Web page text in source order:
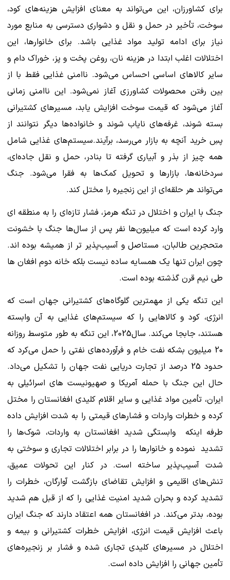
برای کشاورزان، این می‌تواند به معنای افزایش هزینه‌های کود،
سوخت، تأخیر در حمل و نقل و دشواری دسترسی به منابع مورد
نیاز برای ادامه تولید مواد غذایی باشد. برای خانوارها، این
اختلالات اغلب ابتدا در هزینه نان، روغن پخت و پز، خوراک دام و
سایر کالاهای اساسی احساس می‌شود. ناامنی غذایی فقط با از
بین رفتن محصولات کشاورزی آغاز نمی‌شود. این ناامنی زمانی
آغاز می‌شود که قیمت سوخت افزایش یابد، مسیرهای کشتیرانی
بسته شوند، غرفه‌های نایاب شوند و خانواده‌ها دیگر نتوانند از
پسِ خرید آنچه به بازار می‌رسد، برآیند.سیستم‌های غذایی شامل
همه چیز از بذر و آبیاری گرفته تا بنادر، حمل و نقل جاده‌ای،
سردخانه‌ها، بازارها و تحویل کمک‌ها به فقرا می‌شود. جنگ
می‌تواند هر حلقه‌ای از این زنجیره را مختل کند.
جنگ با ایران و اختلال در تنگه هرمز، فشار تازه‌ای را به منطقه ای
وارد کرده است که میلیون‌ها نفر پس از سال‌ها جنگ با خشونت
متحجرین طالبان، مستاصل و آسیب‌پذیر تر از همیشه بوده اند.
چون ایران تنها یک همسایه ساده نیست بلکه خانه دوم افغان ها
طی نیم قرن گذشته بوده است.
این تنگه یکی از مهمترین گلوگاه‌های کشتیرانی جهان است که
انرژی، کود و کالاهایی را که سیستم‌های غذایی به آن وابسته
هستند، جابجا می‌کند. سال2025، این تنگه به طور متوسط روزانه
20 میلیون بشکه نفت خام و فرآورده‌های نفتی را حمل می‌کرد که
حدود 25 درصد از تجارت دریایی نفت جهان را تشکیل می‌داد.
حال این جنگ با حمله آمریکا و صهیونیست های اسرائیلی به
ایران، تأمین مواد غذایی و سایر اقلام کلیدی افغانستان را مختل
کرده و خطرات واردات و فشارهای قیمتی را به شدت افزایش داده
طرفه اینکه وابستگی شدید افغانستان به واردات، شوک‌ها را
تشدید نموده و خانوارها را در برابر اختلالات تجاری و سوختی به
شدت آسیب‌پذیر ساخته است. در کنار این تحولات عمیق،
تنش‌های اقلیمی و افزایش تقاضای بازگشت‌ آوارگان، خطرات را
تشدید کرده و بحران شدید امنیت غذایی را که از قبل هم شدید
بوده، بدتر می‌کند. در افغانستان همه اعتقاد دارند که جنگ ایران
باعث افزایش قیمت انرژی، افزایش خطرات کشتیرانی و بیمه و
اختلال در مسیرهای کلیدی تجاری شده و فشار بر زنجیره‌های
تأمین جهانی را افزایش داده است.